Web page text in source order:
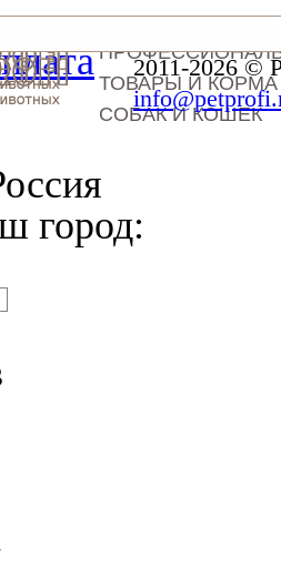
город:
ТОВАРЫ И
СОБАК И КОШЕК
2011-2026 ©